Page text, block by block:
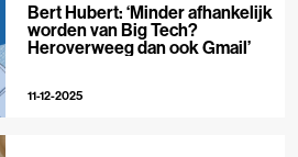
Bert Hubert: ‘Minder afhankelijk
worden van Big Tech?
Heroverweeg dan ook Gmail’
11-12-2025